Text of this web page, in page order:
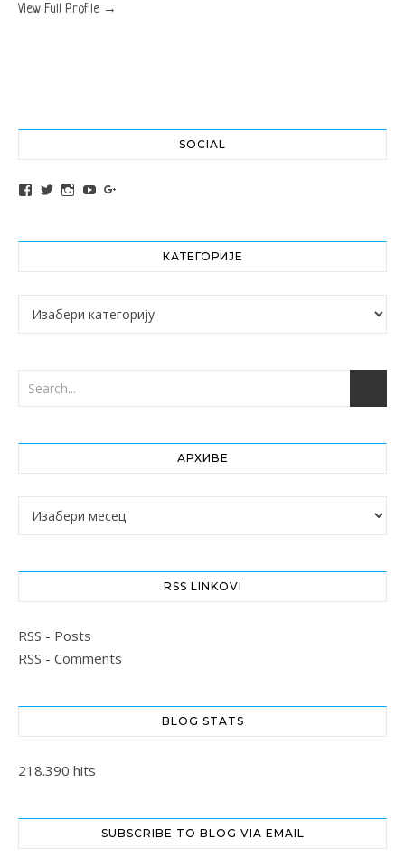
View Full Profile →
SOCIAL
View altochef’s profile on Facebook
View jovancica73’s profile on Twitter
View jovancica73’s profile on Instagram
View jovancica73’s profile on YouTube
КАТЕГОРИЈЕ
Категорије
АРХИВЕ
Архиве
RSS LINKOVI
RSS - Posts
RSS - Comments
BLOG STATS
218.390 hits
SUBSCRIBE TO BLOG VIA EMAIL